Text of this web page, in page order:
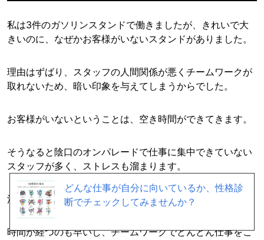
私は3件のガソリンスタンドで働きましたが、きれいで大
きいのに、なぜかお客様がいないスタンドがありました。
理由はずばり、スタッフの人間関係が悪くチームワークが
取れないため、暗い印象を与えてしまうからでした。
お客様がいないということは、空き時間ができてきます。
そうなると陰口のオンパレードで仕事に集中できていない
スタッフが多く、ストレスも溜まります。
活気のあるスタンドは、忙しくみんなが働いています。
時間が経つのも早いし、チームワークでどんどん仕事をこ
どんな仕事が自分に向いているか、性格診
断でチェックしてみませんか？